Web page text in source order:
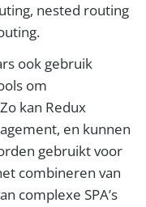
nested routing
ook gebruik
om
kan Redux
en kunnen
gebruikt voor
combineren van
complexe SPA’s